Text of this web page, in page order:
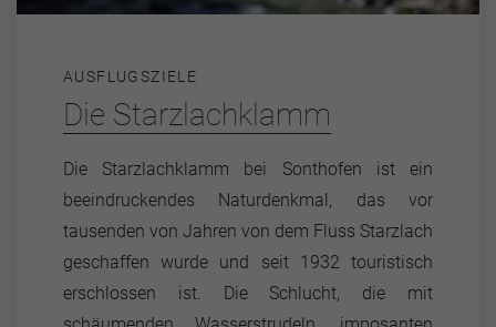
AUSFLUGSZIELE
Die Starzlachklamm
Die Starzlachklamm bei Sonthofen ist ein
beeindruckendes Naturdenkmal, das vor
tausenden von Jahren von dem Fluss Starzlach
geschaffen wurde und seit 1932 touristisch
erschlossen ist. Die Schlucht, die mit